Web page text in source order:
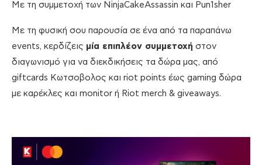
Με τη συμμετοχή των NinjaCakeAssassin και Pun1sher
Με τη φυσική σου παρουσία σε ένα από τα παραπάνω
events, κερδίζεις μία επιπλέον συμμετοχή στον
διαγωνισμό για να διεκδικήσεις τα δώρα μας, από
giftcards Kωτσοβολος και riot points έως gaming δώρα
με καρέκλες και monitor ή Riot merch & giveaways.